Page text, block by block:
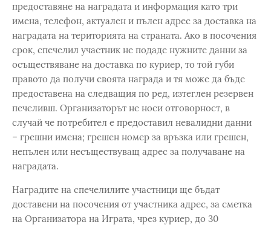
предоставяне на наградата и информация като три
имена, телефон, актуалeн и пълен адрес за доставка на
наградата на територията на страната. Ако в посочения
срок, спечелил участник не подаде нужните данни за
осъществяване на доставка по куриер, то той губи
правото да получи своята награда и тя може да бъде
предоставена на следващия по ред, изтеглен резервен
печеливш. Организаторът не носи отговорност, в
случай че потребител е предоставил невалидни данни
– грешни имена; грешен номер за връзка или грешен,
непълен или несъществуващ адрес за получаване на
наградата.
Наградите на спечелилите участници ще бъдат
доставени на посочения от участника адрес, за сметка
на Организатора на Играта, чрез куриер, до 30